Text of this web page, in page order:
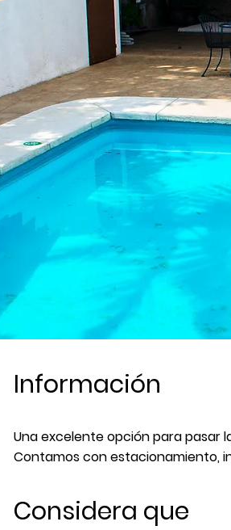
Información
Una excelente opción para pasar
Contamos con estacionamiento,
Considera que